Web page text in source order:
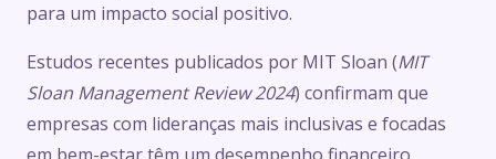
para um impacto social positivo.
Estudos recentes publicados por MIT Sloan (MIT
Sloan Management Review 2024) confirmam que
empresas com lideranças mais inclusivas e focadas